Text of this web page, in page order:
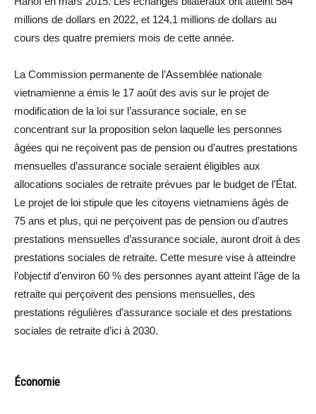
millions de dollars en 2022, et 124,1 millions de dollars au
cours des quatre premiers mois de cette année.
La Commission permanente de l’Assemblée nationale
vietnamienne a émis le 17 août des avis sur le projet de
modification de la loi sur l’assurance sociale, en se
concentrant sur la proposition selon laquelle les personnes
âgées qui ne reçoivent pas de pension ou d’autres prestations
mensuelles d’assurance sociale seraient éligibles aux
allocations sociales de retraite prévues par le budget de l’État.
Le projet de loi stipule que les citoyens vietnamiens âgés de
75 ans et plus, qui ne perçoivent pas de pension ou d’autres
prestations mensuelles d’assurance sociale, auront droit à des
prestations sociales de retraite. Cette mesure vise à atteindre
l’objectif d’environ 60 % des personnes ayant atteint l’âge de la
retraite qui perçoivent des pensions mensuelles, des
prestations régulières d’assurance sociale et des prestations
sociales de retraite d’ici à 2030.
Économie